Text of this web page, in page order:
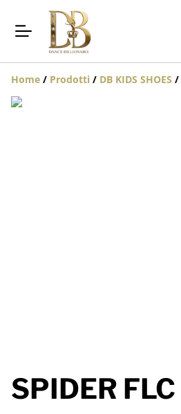
Home / Prodotti / DB KIDS SHOES /
SPIDER FLC